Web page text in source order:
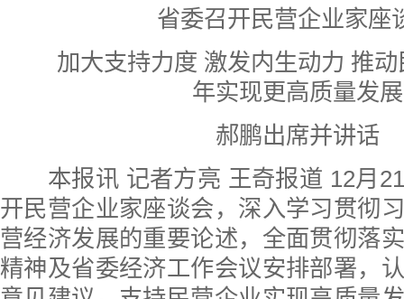
省委召开民营企业家座
加大支持力度 激发内生动力 推动
年实现更高质量发展
郝鹏出席并讲话
本报讯 记者方亮 王奇报道 12月21
开民营企业家座谈会，深入学习贯彻
营经济发展的重要论述，全面贯彻落
精神及省委经济工作会议安排部署，